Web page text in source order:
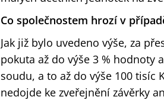
Co společnostem hrozí v
Jak již bylo uvedeno výše, za
pokuta až do výše 3 % hodnoty
soudu, a to až do výše 100 tisíc
nedojde ke zveřejnění závěrky